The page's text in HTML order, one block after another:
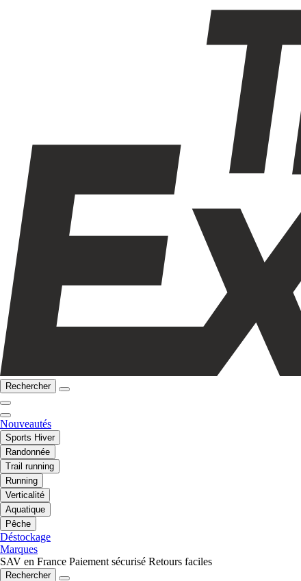
Rechercher
Nouveautés
Sports Hiver
Randonnée
Trail running
Running
Verticalité
Aquatique
Pêche
Déstockage
Marques
SAV en France Paiement sécurisé Retours faciles
Rechercher